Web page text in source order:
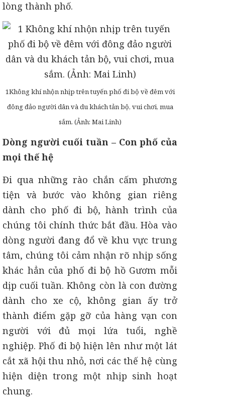
lòng thành phố.
1Không khí nhộn nhịp trên tuyến phố đi bộ về đêm với
đông đảo người dân và du khách tản bộ, vui chơi, mua
sắm. (Ảnh: Mai Linh)
Dòng người cuối tuần – Con phố của
mọi thế hệ
Đi qua những rào chắn cấm phương
tiện và bước vào không gian riêng
dành cho phố đi bộ, hành trình của
chúng tôi chính thức bắt đầu. Hòa vào
dòng người đang đổ về khu vực trung
tâm, chúng tôi cảm nhận rõ nhịp sống
khác hẳn của phố đi bộ hồ Gươm mỗi
dịp cuối tuần. Không còn là con đường
dành cho xe cộ, không gian ấy trở
thành điểm gặp gỡ của hàng vạn con
người với đủ mọi lứa tuổi, nghề
nghiệp. Phố đi bộ hiện lên như một lát
cắt xã hội thu nhỏ, nơi các thế hệ cùng
hiện diện trong một nhịp sinh hoạt
chung.